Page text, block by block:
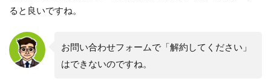
ると良いですね。
お問い合わせフォームで「解約してください」
はできないのですね。